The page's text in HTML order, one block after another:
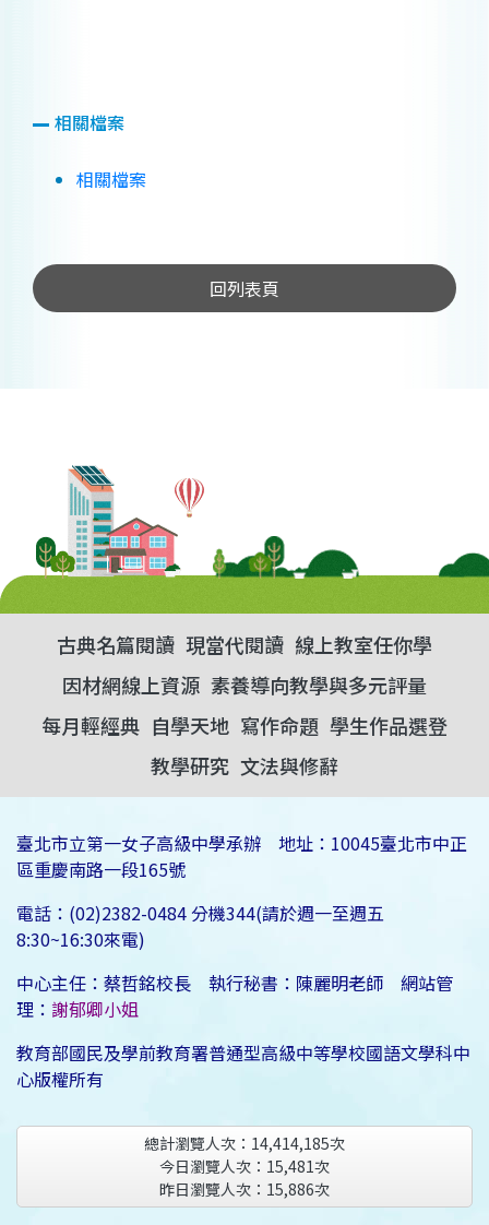
相關檔案
相關檔案
回列表頁
古典名篇閱讀 現當代閱讀 線上教室任你學
因材網線上資源 素養導向教學與多元評量
每月輕經典 自學天地 寫作命題 學生作品選登
教學研究 文法與修辭
臺北市立第一女子高級中學承辦 地址：10045臺北市中正
區重慶南路一段165號
電話：(02)2382-0484 分機344(請於週一至週五
8:30~16:30來電)
中心主任：蔡哲銘校長 執行秘書：陳麗明老師 網站管
理： 謝郁卿小姐
教育部國民及學前教育署普通型高級中等學校國語文學科中
心版權所有
總計瀏覽人次： 14,414,185次
今日瀏覽人次： 15,481次
昨日瀏覽人次： 15,886次